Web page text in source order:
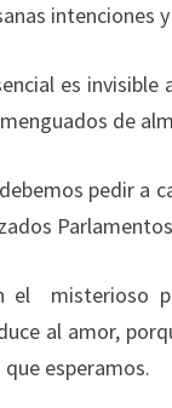
intenciones
es
de
pedir a
el misterioso
al amor,
esperamos.